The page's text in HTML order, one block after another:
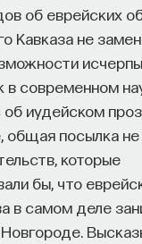
об еврейских
Кавказа не
в современном
иудейском
общая посылка
которые
бы, что
в самом деле